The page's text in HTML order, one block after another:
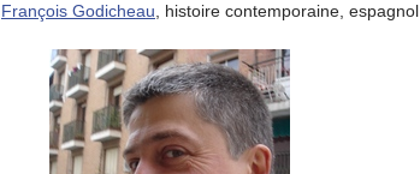
François Godicheau , histoire contemporaine, espagnol